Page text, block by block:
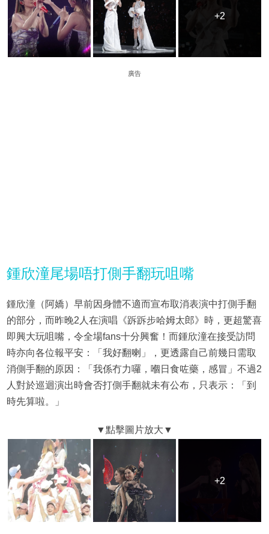
+2
+2
廣告
鍾欣潼尾場唔打側手翻玩咀嘴
鍾欣潼（阿嬌）早前因身體不適而宣布取消表演中打側手翻
的部分，而昨晚2人在演唱《跅跅步哈姆太郎》時，更超驚喜
即興大玩咀嘴，令全場fans十分興奮！而鍾欣潼在接受訪問
時亦向各位報平安：「我好翻喇」，更透露自己前幾日需取
消側手翻的原因：「我係冇力囉，嗰日食咗藥，感冒」不過2
人對於巡迴演出時會否打側手翻就未有公布，只表示：「到
時先算啦。」
+2
+2